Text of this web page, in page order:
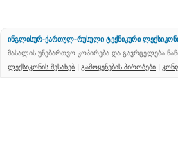
ინგლისურ-ქართულ-რუსული ტექნიკური
მასალის უნებართვო კოპირება და გავრცელება
ლექსიკონის შესახებ | გამოყენების პირობები |